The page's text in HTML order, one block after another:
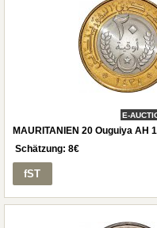
E-
MAURITANIEN 20 Ouguiya AH
Schätzung: 8€
fST